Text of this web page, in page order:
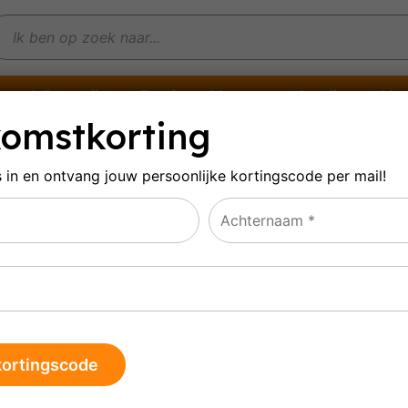
Witte wijn Rosé Mousserende wijn
Grand Cru
in en ontvang jouw persoonlijke kortingscode per mail!